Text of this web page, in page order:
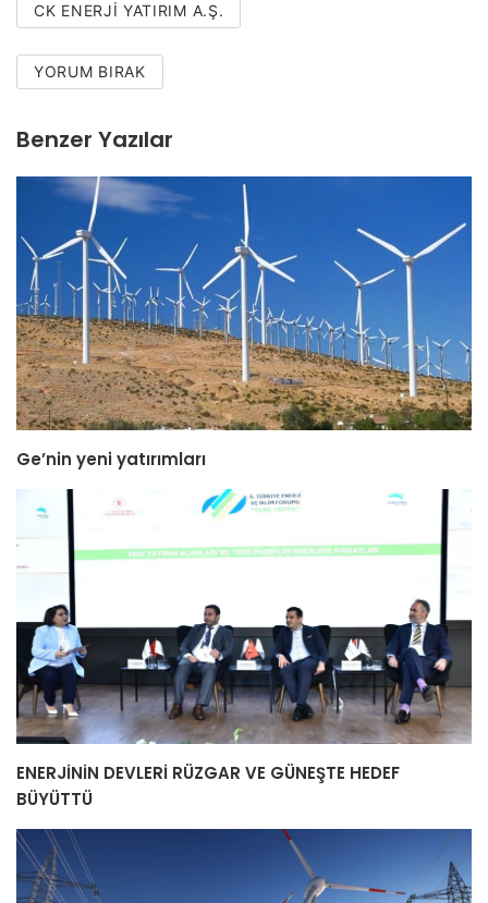
CK ENERJI YATIRIM A.Ş.
YORUM BIRAK
Benzer Yazılar
Ge’nin yeni yatırımları
ENERJİNİN DEVLERİ RÜZGAR VE GÜNEŞTE HEDEF
BÜYÜTTÜ